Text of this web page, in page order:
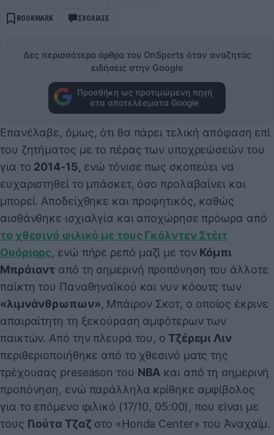
BOOKMARK ΣΧΟΛΙΑΣΕ
Δες περισσότερα άρθρα του OnSports όταν αναζητάς
ειδήσεις στην Google
Προσθήκη ως προτιμώμενη πηγή
στα αποτελέσματα Google
Επανέλαβε, όμως, ότι θα πάρει τελική απόφαση επί
του ζητήματος με το πέρας των υποχρεώσεών του
για το 2014-15, ενώ τόνισε πως σκοπεύει να
ευχαριστηθεί το μπάσκετ, όσο προλαβαίνει και
μπορεί. Αποδείχθηκε και προφητικός, καθώς
αισθάνθηκε ισχιαλγία και αποχώρησε πρόωρα από
το χθεσινό φιλικό με τους Γκόλντεν Στέιτ
Ουόριορς, ενώ πήρε ρεπό μαζί με τον Κόμπι
Μπράιαντ από τη σημερινή προπόνηση του άλλοτε
παίκτη του Παναθηναϊκού και νυν κόουτς των
«λιμνάνθρωπων», Μπάιρον Σκοτ, ο οποίος έκρινε
απαιραίτητη τη ξεκούραση αμφότερων των
παικτών. Από την πλευρά του, ο Τζέρεμι Λιν
περιθεριοποιήθηκε από το χθεσινό ματς της
τρέχουσας preseason του NBA και από τη σημερινή
προπόνηση, ενώ παράλληλα κρίθηκε αμφίβολος
για το επόμενο φιλικό (17/10, 05:00), που είναι με
τους Γιούτα Τζαζ στο «Honda Center» του Άναχαϊμ.